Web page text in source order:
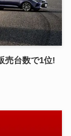
売台数で1位!